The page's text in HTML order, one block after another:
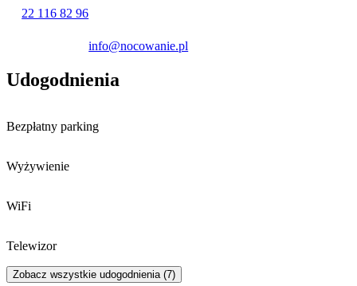
Terma Bania, łączący w sobie park wodny i strefę relaksu.
przyrody Przełom Białki, a dodatkową rozrywkę w sezonie
zimowym zapewnia lodowisko Białka Lodowiska.
22 116 82 96
info@nocowanie.pl
Udogodnienia
Bezpłatny parking
Wyżywienie
WiFi
Telewizor
Zobacz wszystkie udogodnienia (7)